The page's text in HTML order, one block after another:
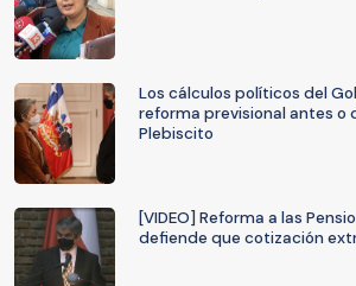
Los cálculos políticos del
reforma previsional antes o
Plebiscito
[VIDEO] Reforma a las
defiende que cotización